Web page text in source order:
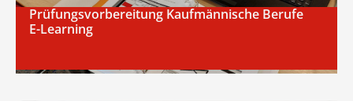
Prüfungsvorbereitung Kaufmännische Berufe
E-Learning